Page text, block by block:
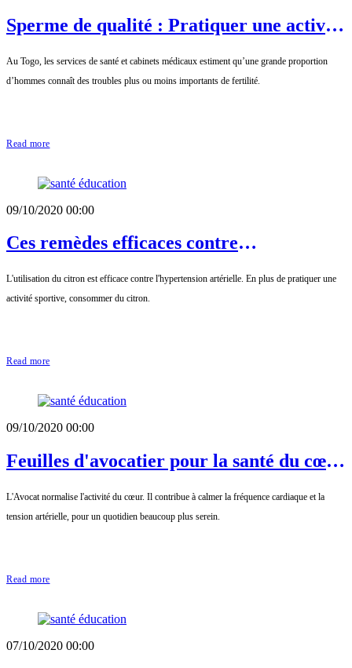
Sperme de qualité : Pratiquer une activité
Au Togo, les services de santé et cabinets médicaux estiment qu’une grande proportion
d’hommes connaît des troubles plus ou moins importants de fertilité.
Read more
09/10/2020 00:00
Ces remèdes efficaces contre
L'utilisation du citron est efficace contre l'hypertension artérielle. En plus de pratiquer une
activité sportive, consommer du citron.
Read more
09/10/2020 00:00
Feuilles d'avocatier pour la santé du cœur
L'Avocat normalise l'activité du cœur. Il contribue à calmer la fréquence cardiaque et la
tension artérielle, pour un quotidien beaucoup plus serein.
Read more
07/10/2020 00:00